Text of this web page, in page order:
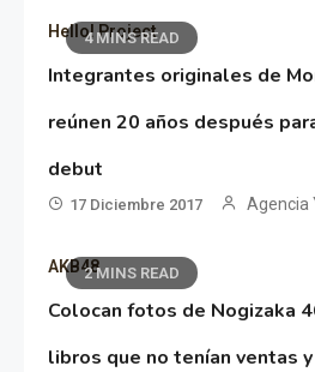
4 MINS READ
Hello! Project
Integrantes originales de
reúnen 20 años después
debut
17 Diciembre 2017 Agencia
2 MINS READ
AKB48
Colocan fotos de Nogizaka
libros que no tenían ventas